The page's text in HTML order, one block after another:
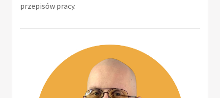
przepisów pracy.